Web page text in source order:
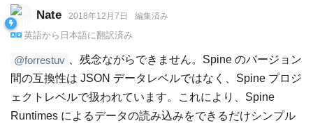
Nate 2018年12月7日 編集済み
英語から 日本語に翻訳済み
@forrestuv
、残念ながらできません。Spine のバージョン
間の互換性は JSON データレベルではなく、Spine プロジ
ェクトレベルで扱われています。これにより、Spine
Runtimes によるデータの読み込みをできるだけシンプル